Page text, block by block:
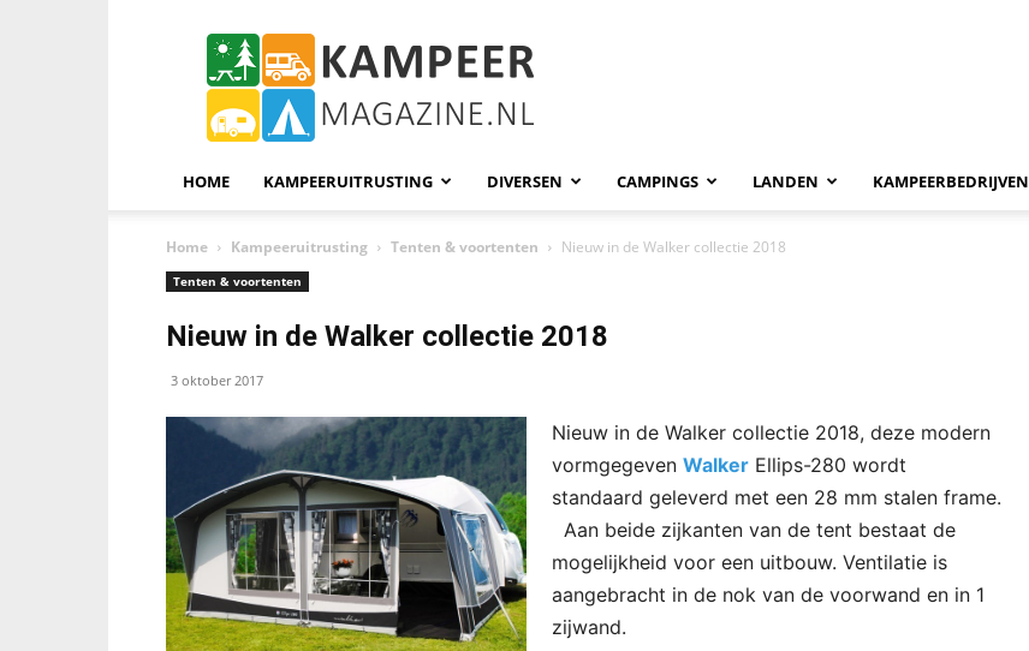
KampeerMagazine
HOME KAMPEERUITRUSTING DIVERSEN CAMPINGS LANDEN KAMPEERBEDRIJVEN
Home Kampeeruitrusting Tenten & voortenten Nieuw in de Walker collectie 2018
Tenten & voortenten
Nieuw in de Walker collectie 2018
3 oktober 2017
Nieuw in de Walker collectie 2018, deze modern
vormgegeven Walker Ellips-280 wordt
standaard geleverd met een 28 mm stalen frame.
Aan beide zijkanten van de tent bestaat de
mogelijkheid voor een uitbouw. Ventilatie is
aangebracht in de nok van de voorwand en in 1
zijwand.